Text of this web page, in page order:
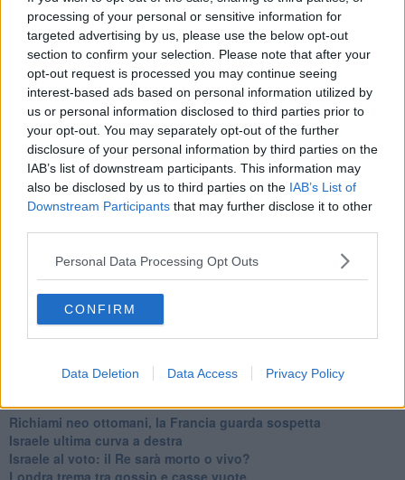
processing of your personal or sensitive information for
targeted advertising by us, please use the below opt-out
section to confirm your selection. Please note that after your
opt-out request is processed you may continue seeing
interest-based ads based on personal information utilized by
us or personal information disclosed to third parties prior to
your opt-out. You may separately opt-out of the further
disclosure of your personal information by third parties on the
IAB’s list of downstream participants. This information may
also be disclosed by us to third parties on the IAB’s List of
Downstream Participants that may further disclose it to other
Personal Data Processing Opt Outs
CONFIRM
Data Deletion Data Access Privacy Policy
La questione Ucraina
Cipro, un ponte dove si mischiano le culture
Una vigilia di Natale per un nuovo Rais
La questione israelo-palestinese ignorata dal G20
Erdogan continua a sfidare l'Occidente
Libano, collasso economico e guerra civile
Johnson, da Trump a Biden alla Brexit
L'AUKUS e il Quad
Biden, primo presidente USA non in guerra
Papa Bergoglio vedrà Viktor Orbán
Bennet, un giorno in attesa di Biden
Il ritorno dei talebani
Usa di nuovo al centro della geopolitica internazionale
L’appuntamento di Israele con il cambiamento
La farsa delle elezioni in Siria
In Medioriente non ci sono favole, solo realtà
Biden chiama ma Netanyahu non risponde
La forza di Boris Johnson
Biden nuovo alleato armeno contro la Turchia
Mar Mediterraneo cimitero silente
Richiami neo ottomani, la Francia guarda sospetta
Israele ultima curva a destra
Israele al voto: il Re sarà morto o vivo?
Londra trema tra gossip e casse vuote